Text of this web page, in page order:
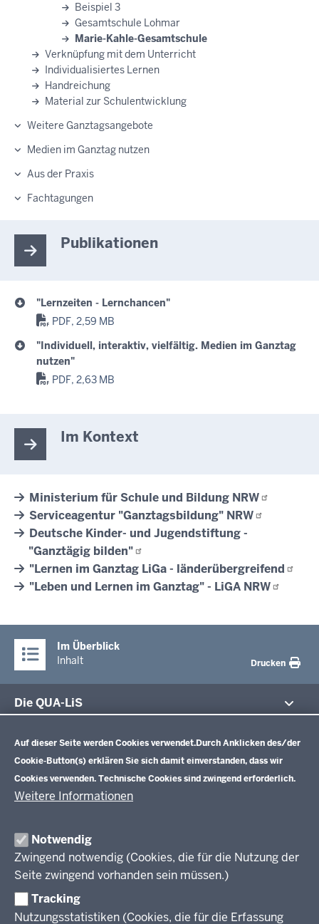
Auf dieser Seite werden Cookies verwendet.Durch Anklicken des/der
Cookie-Button(s) erklären Sie sich damit einverstanden, dass wir
Cookies verwenden. Technische Cookies sind zwingend erforderlich.
Weitere Informationen
Notwendig
Zwingend notwendig (Cookies, die für die Nutzung der
Seite zwingend vorhanden sein müssen.)
Tracking
Nutzungsstatistiken (Cookies, die für die Erfassung
Beispiel 3
Gesamtschule Lohmar
Marie-Kahle-Gesamtschule
Verknüpfung mit dem Unterricht
Individualisiertes Lernen
Handreichung
Material zur Schulentwicklung
Weitere Ganztagsangebote
Medien im Ganztag nutzen
Aus der Praxis
Fachtagungen
Publikationen
"Lernzeiten - Lernchancen"
PDF, 2,59 MB
"Individuell, interaktiv, vielfältig. Medien im Ganztag
nutzen"
PDF, 2,63 MB
Im Kontext
Ministerium für Schule und Bildung NRW
Serviceagentur "Ganztagsbildung" NRW
Deutsche Kinder- und Jugendstiftung -
"Ganztägig bilden"
"Lernen im Ganztag LiGa - länderübergreifend
"Leben und Lernen im Ganztag" - LiGA NRW
Im Überblick
Inhalt
Drucken
Die QUA-LiS
Veröffentlichungen
Leitbild
Stellenangebote
Über uns
Schulentwicklung NRW
Schulentwicklung
Unterricht
Professionalisierung
Standardsicherung NRW
Berufsbildung NRW
Erwachsenenbildung